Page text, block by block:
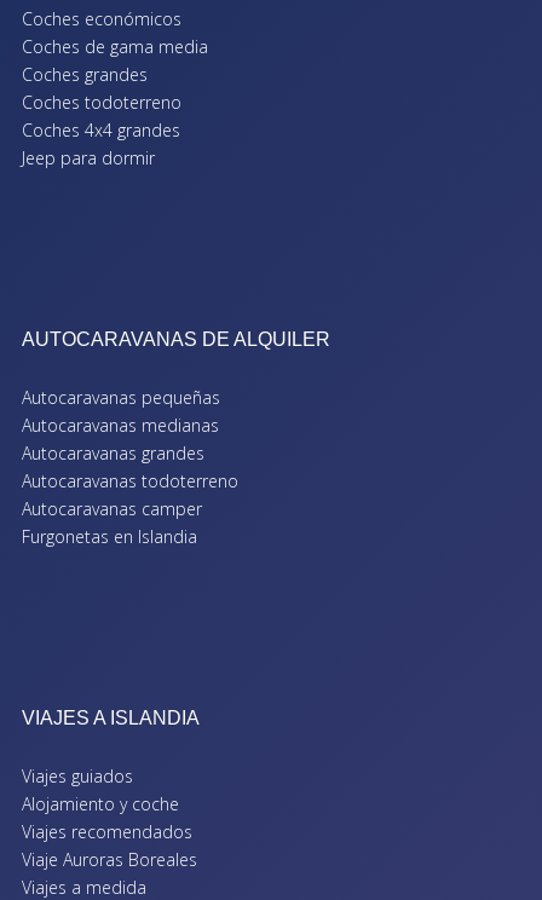
Coches económicos
Coches de gama media
Coches grandes
Coches todoterreno
Coches 4x4 grandes
Jeep para dormir
AUTOCARAVANAS DE ALQUILER
Autocaravanas pequeñas
Autocaravanas medianas
Autocaravanas grandes
Autocaravanas todoterreno
Autocaravanas camper
Furgonetas en Islandia
VIAJES A ISLANDIA
Viajes guiados
Alojamiento y coche
Viajes recomendados
Viaje Auroras Boreales
Viajes a medida